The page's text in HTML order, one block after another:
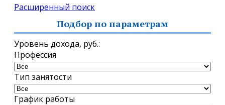
Расширенный поиск
Подбор по параметрам
Уровень дохода, руб.:
Профессия
Тип занятости
График работы